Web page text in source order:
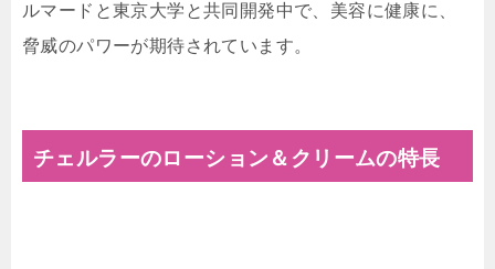
ルマードと東京大学と共同開発中で、美容に健康に、
脅威のパワーが期待されています。
チェルラーのローション＆クリームの特長